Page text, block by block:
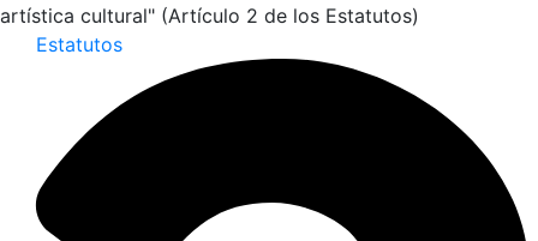
artística cultural" (Artículo 2 de los Estatutos)
Estatutos